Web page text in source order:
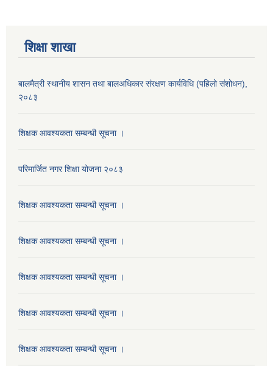
शिक्षा शाखा
बालमैत्री स्थानीय शासन तथा बालअधिकार संरक्षण कार्यविधि (पहिलो संशोधन),
२०८३
शिक्षक आवश्यकता सम्बन्धी सूचना ।
परिमार्जित नगर शिक्षा योजना २०८३
शिक्षक आवश्यकता सम्बन्धी सूचना ।
शिक्षक आवश्यकता सम्बन्धी सूचना ।
शिक्षक आवश्यकता सम्बन्धी सूचना ।
शिक्षक आवश्यकता सम्बन्धी सूचना ।
शिक्षक आवश्यकता सम्बन्धी सूचना ।